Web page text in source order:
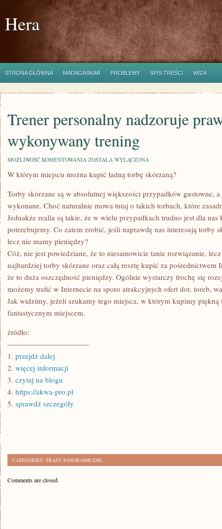
Hera
STRONA GŁÓWNA MADAGASKAR PROBLEMY SPIS TREŚCI WIZA
Trener personalny nadzoruje
wykonywany trening
MOŻLIWOŚĆ KOMENTOWANIA TRENER
NADZORUJE
TRENING
ZOSTAŁA WYŁĄCZONA
W którym miejscu można kupić ładną torbę skórzaną?
Torby skórzane są w absolutnej większości przypadków gustowne,
wykonane. Choć naturalnie mowa tutaj o takich torbach, które
Jednakże realia są takie, że w wielu przypadkach trudno jest dla
potrzebujemy. Co zatem zrobić, jeśli naprawdę nas interesują torby
lecz nie mamy pieniędzy?
Cóż, nie jest powiedziane, że to niesamowicie tanie rozwiązanie,
najbardziej torby skórzane oraz całą resztę kupić za pośrednictwem
że to duża oszczędność pieniędzy. Ogólnie wystarczy trochę się
możemy trafić w Internecie na sporo atrakcyjnych ofert dot. toreb,
Jak widzimy, jeżeli szukamy tego miejsca, w którym kupimy piękną
fantastycznym miejscem.
źródło:
———————————
1. przejdź dalej
2. więcej informacji
3. czytaj na blogu
4. https://akwa-pro.pl
5. sprawdź szczegóły
CATEGORIES: TRASY PANORAMICZNE
Comments are closed.